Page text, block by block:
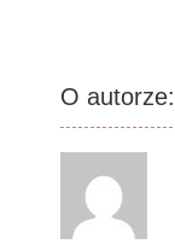
O autorze: